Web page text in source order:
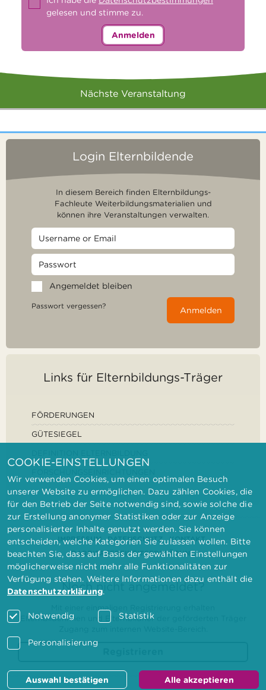
gelesen und stimme zu.
Anmelden
Nächste Veranstaltung
Login Elternbildende
In diesem Bereich finden Elternbildungs-
Fachleute Weiterbildungsmaterialien und
können ihre Veranstaltungen verwalten.
Angemeldet bleiben
Passwort vergessen? Anmelden
Links für Elternbildungs-Träger
FÖRDERUNGEN
GÜTESIEGEL
IMPRESSUM DATENSCHUTZ
KONTAKT
BARRIEREFREIHEITSERKLÄRUNG
Noch nicht angemeldet?
Mit einer einmaligen Registrierung erhalten
Elternbilderinnen und Elternbildner der geförderten Träger
COOKIE-EINSTELLUNGEN
Wir verwenden Cookies, um einen optimalen Besuch
unserer Website zu ermöglichen. Dazu zählen Cookies, die
für den Betrieb der Seite notwendig sind, sowie solche die
zur Erstellung anonymer Statistiken oder zur Anzeige
personalisierter Inhalte genutzt werden. Sie können
entscheiden, welche Kategorien Sie zulassen wollen. Bitte
beachten Sie, dass auf Basis der gewählten Einstellungen
möglicherweise nicht mehr alle Funktionalitäten zur
Verfügung stehen. Weitere Informationen dazu enthält die
Datenschutzerklärung.
Notwendig Statistik
Personalisierung
Auswahl bestätigen Alle akzeptieren